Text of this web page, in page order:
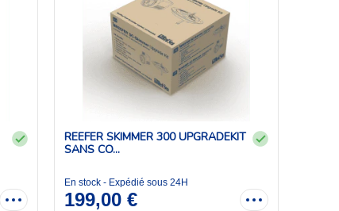
REEFER SKIMMER 300 UPGRADEKIT
SANS CO...
En stock - Expédié sous 24H
199,00 €